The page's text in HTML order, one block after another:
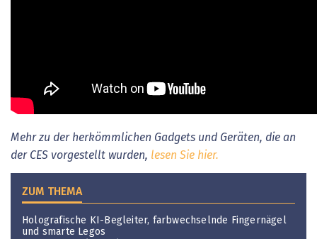
Mehr zu der herkömmlichen Gadgets und Geräten, die an
der CES vorgestellt wurden, lesen Sie hier.
ZUM THEMA
Holografische KI-Begleiter, farbwechselnde Fingernägel
und smarte Legos